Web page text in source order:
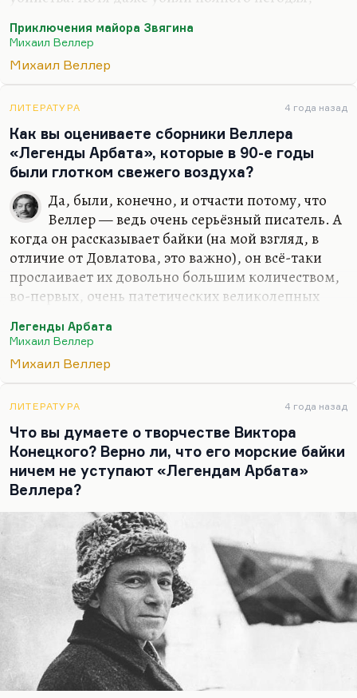
эксперимент над читателем. Я не думаю, что
Веллер отождествляет себя со Звягиным. Просто
Веллер написал ведь роман для иллюстрации
которой человек стремится не к добру и не ко злу,
а к максимальному диапазону ощущений. Я
думаю, что это верно только в России. Но в
России, безусловно, верно.
Так вот, идея этого романа не только в том, что
«надежда в Боге, а…
Приключения майора Звягина
Михаил Веллер
Михаил Веллер
ЛИТЕРАТУРА 4 года назад
Как вы оцениваете сборники Веллера
«Легенды Арбата», которые в 90-е годы
были глотком свежего воздуха?
Да, были, конечно, и отчасти потому, что
Веллер — ведь очень серьёзный писатель. А
когда он рассказывает байки (на мой взгляд, в
отличие от Довлатова, это важно), он всё-таки
прослаивает их довольно большим количеством,
во-первых, очень патетических великолепных
поражал меня своим совершенно колокольным
звучанием, таким похоронным; это часы, которые
отбивали нам всем великую смену эпох. И потом,
философскую задачу — он пытается даже в самых
развлекательных текстах ответить на вопрос:
почему люди, зная, что добро и что зло, всё равно
поступают неправильно? И он на этот вопрос, по-
моему, отвечает…
Легенды Арбата
Михаил Веллер
Михаил Веллер
ЛИТЕРАТУРА 4 года назад
Что вы думаете о творчестве Виктора
Конецкого? Верно ли, что его морские байки
ничем не уступают «Легендам Арбата»
Веллера?